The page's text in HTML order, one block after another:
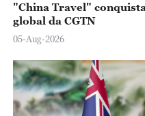
"China Travel"
global da CGTN
05-Aug-2026